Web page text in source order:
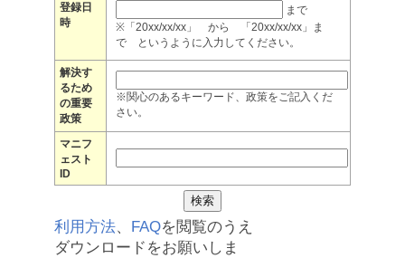
登録日
時
まで
※「20xx/xx/xx」 から 「20xx/xx/xx」ま
で というように入力してください。
解決す
るため
の重要
政策
※関心のあるキーワード、政策をご記入くだ
さい。
マニフ
ェスト
ID
利用方法、 FAQを閲覧のうえ
ダウンロードをお願いしま